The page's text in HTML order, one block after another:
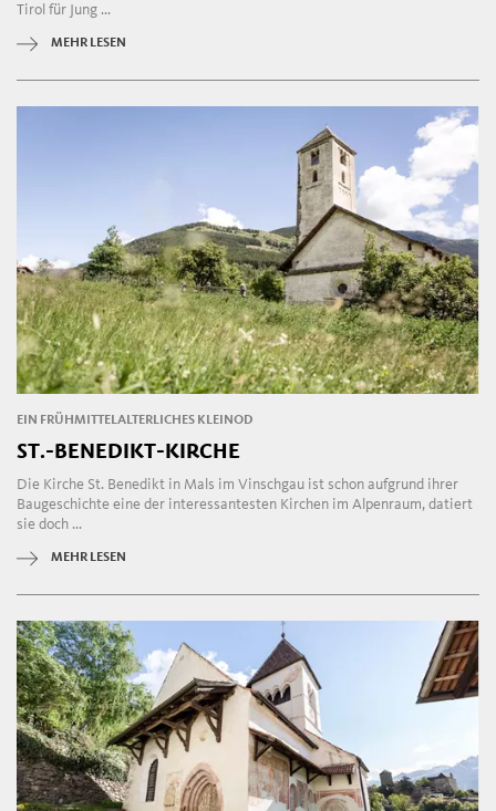
Tirol für Jung ...
MEHR LESEN
EIN FRÜHMITTELALTERLICHES KLEINOD
ST.-BENEDIKT-KIRCHE
Die Kirche St. Benedikt in Mals im Vinschgau ist schon aufgrund ihrer
Baugeschichte eine der interessantesten Kirchen im Alpenraum, datiert
sie doch ...
MEHR LESEN